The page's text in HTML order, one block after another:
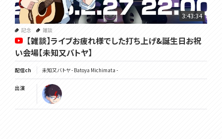
3:43:34
記念 雑談
【雑談】ライブお疲れ様でした打ち上げ&誕生日お祝
い会場【未知又バトヤ】
配信ch 未知又バトヤ - Batoya Michimata -
出演